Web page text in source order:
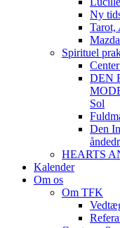
Ny
Tarot,
Spirituel
DEN
Sol
Den
HEARTS
Kalender
Om os
Om TFK